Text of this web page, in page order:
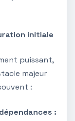
initiale
puissant,
majeur
:
: